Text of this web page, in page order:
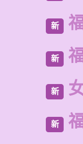
新
新
新
新